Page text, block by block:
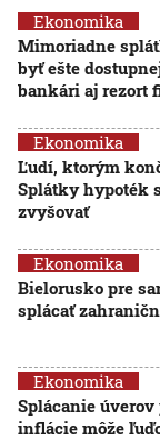
Ekonomika
Mimoriadne
byť ešte
bankári aj rezort
Ekonomika
Ľudí, ktorým
Splátky hypoték
zvyšovať
Ekonomika
Bielorusko pre
splácať
Ekonomika
Splácanie
inflácie môže